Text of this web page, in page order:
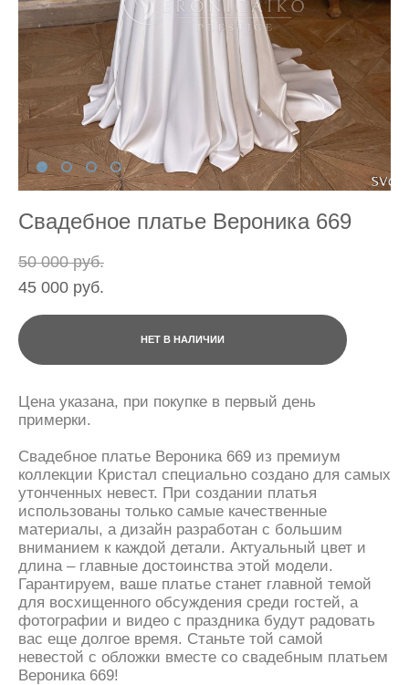
Свадебное платье Вероника 669
50 000 pуб.
45 000 pуб.
НЕТ В НАЛИЧИИ
Цена указана, при покупке в первый день
примерки.
Свадебное платье Вероника 669 из премиум
коллекции Кристал специально создано для самых
утонченных невест. При создании платья
использованы только самые качественные
материалы, а дизайн разработан с большим
вниманием к каждой детали. Актуальный цвет и
длина – главные достоинства этой модели.
Гарантируем, ваше платье станет главной темой
для восхищенного обсуждения среди гостей, а
фотографии и видео с праздника будут радовать
вас еще долгое время. Станьте той самой
невестой с обложки вместе со свадебным платьем
Вероника 669!